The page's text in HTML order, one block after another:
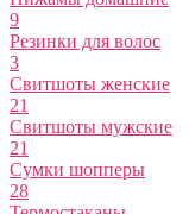
9
Резинки для волос
3
Свитшоты женские
21
Свитшоты мужские
21
Сумки шопперы
28